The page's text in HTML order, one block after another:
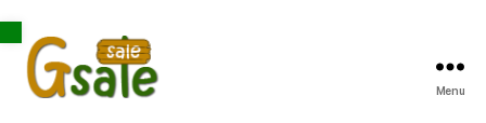
Open toolbar
Menu